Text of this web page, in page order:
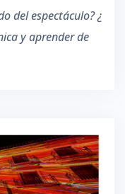
del espectáculo? ¿
y aprender de